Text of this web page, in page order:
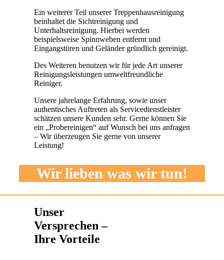
Ein weiterer Teil unserer Treppenhausreinigung
beinhaltet die Sichtreinigung und
Unterhaltsreinigung. Hierbei werden
beispielsweise Spinnweben entfernt und
Eingangstüren und Geländer gründlich gereinigt.
Des Weiteren benutzen wir für jede Art unserer
Reinigungsleistungen umweltfreundliche
Reiniger.
Unsere jahrelange Erfahrung, sowie unser
authentisches Auftreten als Servicedienstleister
schätzen unsere Kunden sehr. Gerne können Sie
ein „Probereinigen“ auf Wunsch bei uns anfragen
– Wir überzeugen Sie gerne von unserer
Leistung!
Wir lieben was wir tun!
Unser
Versprechen –
Ihre Vorteile